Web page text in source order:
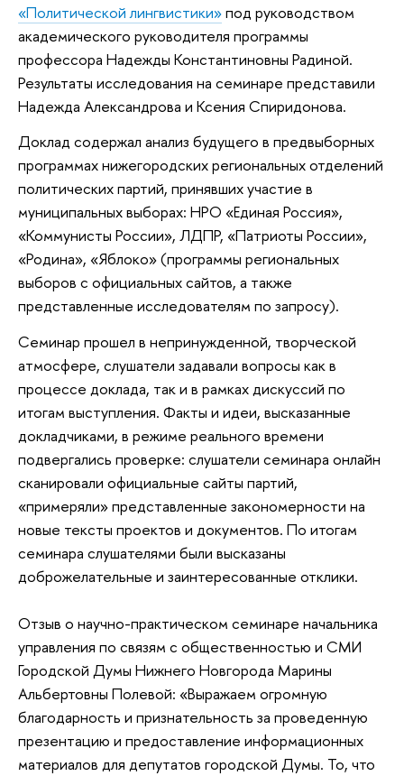
«Политической лингвистики»под руководством
академического руководителя программы
профессора Надежды Константиновны Радиной.
Результаты исследования на семинаре представили
Надежда Александрова и Ксения Спиридонова.
Доклад содержал анализ будущего в предвыборных
программах нижегородских региональных отделений
политических партий, принявших участие в
муниципальных выборах: НРО «Единая Россия»,
«Коммунисты России», ЛДПР, «Патриоты России»,
«Родина», «Яблоко» (программы региональных
выборов с официальных сайтов, а также
представленные исследователям по запросу).
Семинар прошел в непринужденной, творческой
атмосфере, слушатели задавали вопросы как в
процессе доклада, так и в рамках дискуссий по
итогам выступления. Факты и идеи, высказанные
докладчиками, в режиме реального времени
подвергались проверке: слушатели семинара онлайн
сканировали официальные сайты партий,
«примеряли» представленные закономерности на
новые тексты проектов и документов. По итогам
семинара слушателями были высказаны
доброжелательные и заинтересованные отклики.
Отзыв о научно-практическом семинаре начальника
управления по связям с общественностью и СМИ
Городской Думы Нижнего Новгорода Марины
Альбертовны Полевой: «Выражаем огромную
благодарность и признательность за проведенную
презентацию и предоставление информационных
материалов для депутатов городской Думы. То, что